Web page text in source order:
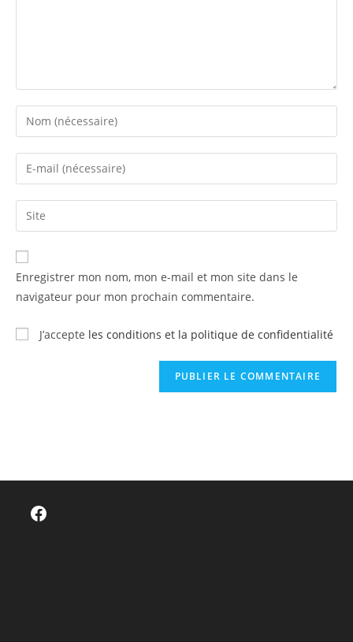
Enter
your
name
comment
Enter
your
email
address
comment
Saisir
l’URL
de
votre
(facultatif)
Enregistrer mon nom, mon e-mail et mon site dans le
navigateur pour mon prochain commentaire.
J’accepte les conditions et la politique de confidentialité
Facebook